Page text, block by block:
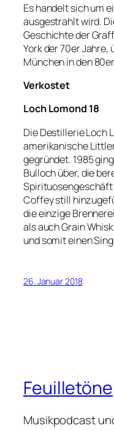
Es handelt sich um
ausgestrahlt wird.
Geschichte der
York der 70er
München in den
Verkostet
Loch Lomond 18
Die Destillerie Loch
amerikanische
gegründet. 1985
Bulloch über, die
Spirituosengeschäft
Coffey still
die einzige
als auch Grain
und somit einen
26. Januar 2018
Feuilletöne
Musikpodcast